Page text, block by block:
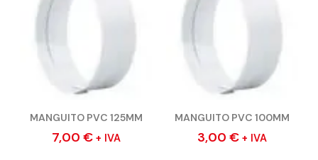
MANGUITO PVC 125MM
7,00 € + IVA
MANGUITO PVC 100MM
3,00 € + IVA